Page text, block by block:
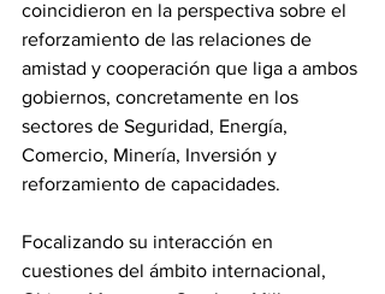
coincidieron en la perspectiva sobre el
reforzamiento de las relaciones de
amistad y cooperación que liga a ambos
gobiernos, concretamente en los
sectores de Seguridad, Energía,
Comercio, Minería, Inversión y
reforzamiento de capacidades.
Focalizando su interacción en
cuestiones del ámbito internacional,